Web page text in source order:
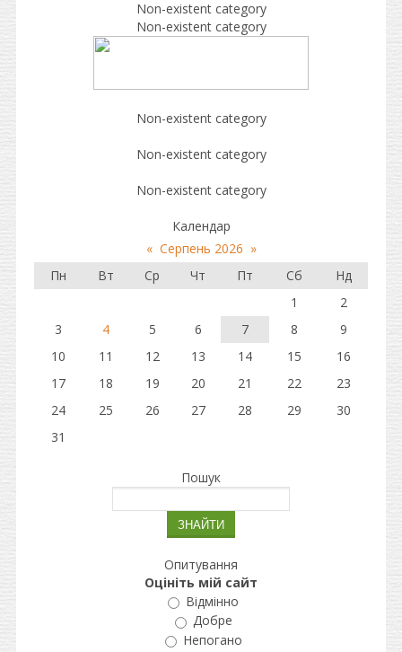
Non-existent category
Non-existent category
Non-existent category
Non-existent category
Non-existent category
Календар
« Серпень 2026 »
Пн
Вт Ср Чт Пт Сб
Нд
1
2
3
4 5 6 7 8
9
10
11 12 13 14 15
16
17
18 19 20 21 22
23
24
25 26 27 28 29
30
31
Пошук
Опитування
Оцініть мій сайт
Відмінно
Добре
Непогано